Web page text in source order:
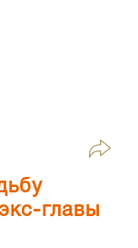
главы